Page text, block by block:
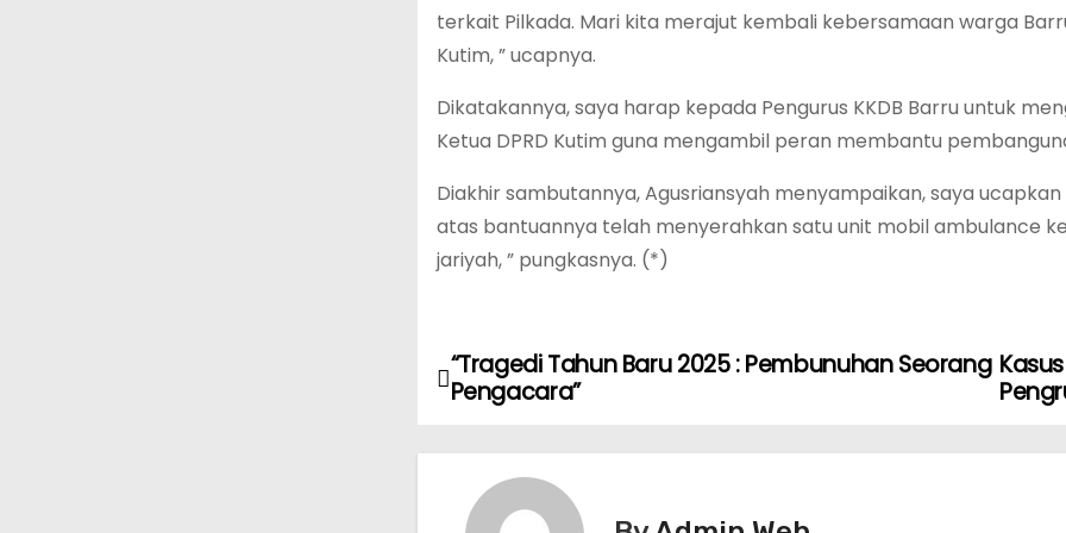
terkait Pilkada. Mari kita merajut kembali kebersamaan warga
Kutim, ” ucapnya.
Dikatakannya, saya harap kepada Pengurus KKDB Barru untuk
Ketua DPRD Kutim guna mengambil peran membantu
Diakhir sambutannya, Agusriansyah menyampaikan, saya
atas bantuannya telah menyerahkan satu unit mobil ambulance
jariyah, ” pungkasnya. (*)
N“Tragedi Tahun Baru 2025 : Pembunuhan Seorang
Pengacara”